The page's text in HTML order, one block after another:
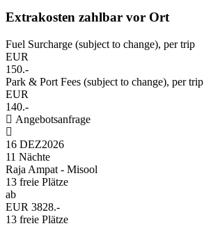
Extrakosten zahlbar vor Ort
Fuel Surcharge (subject to change), per trip
EUR
150.-
Park & Port Fees (subject to change), per trip
EUR
140.-
Angebotsanfrage
16 DEZ2026
11 Nächte
Raja Ampat - Misool
13 freie Plätze
ab
EUR 3828.-
13 freie Plätze